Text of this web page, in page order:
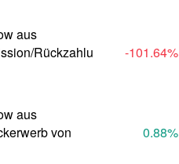
aus
Rückzahlu
-101.64%
aus
von
0.88%